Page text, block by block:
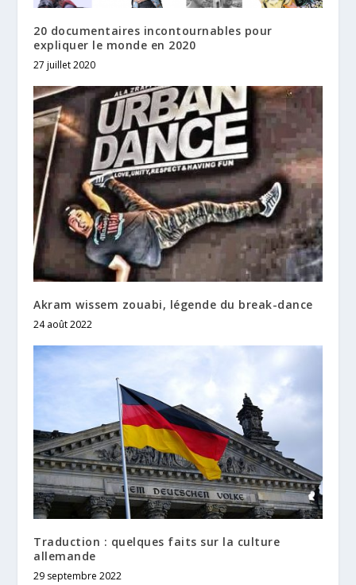
20 documentaires incontournables pour
expliquer le monde en 2020
27 juillet 2020
Akram wissem zouabi, légende du break-dance
24 août 2022
Traduction : quelques faits sur la culture
allemande
29 septembre 2022